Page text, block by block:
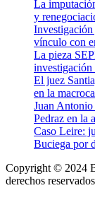
La
y
vínculo con
La pieza
investigación
El juez
en la
Juan
Pedraz en la
Caso Leire:
Buciega por
Copyright © 2024
derechos